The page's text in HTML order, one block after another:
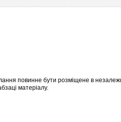
повинне бути розміщене в
матеріалу.